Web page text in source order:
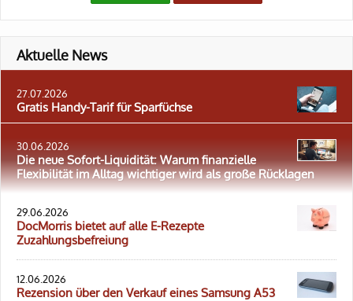
Aktuelle News
27.07.2026
Gratis Handy-Tarif für Sparfüchse
30.06.2026
Die neue Sofort-Liquidität: Warum finanzielle
Flexibilität im Alltag wichtiger wird als große Rücklagen
29.06.2026
DocMorris bietet auf alle E-Rezepte
Zuzahlungsbefreiung
12.06.2026
Rezension über den Verkauf eines Samsung A53